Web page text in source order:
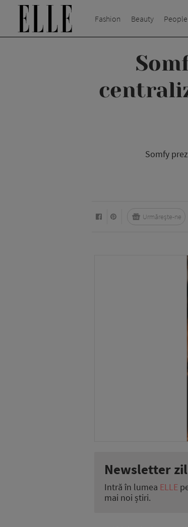
Fashion Beauty People
Somfy
Urmărește-ne
Newsletter
Intră în lumea ELLE
mai noi știri.